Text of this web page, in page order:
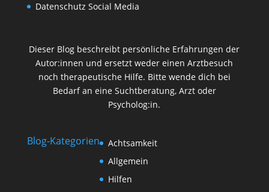
Datenschutz Social Media
Dieser Blog beschreibt persönliche Erfahrungen der
Autor:innen und ersetzt weder einen Arztbesuch
noch therapeutische Hilfe. Bitte wende dich bei
Bedarf an eine Suchtberatung, Arzt oder
Psycholog:in.
Blog-Kategorien
Achtsamkeit
Allgemein
Hilfen